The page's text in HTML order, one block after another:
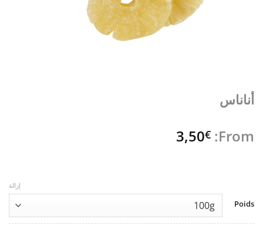
أناناس
From:
3,50€
Poids
إزالة